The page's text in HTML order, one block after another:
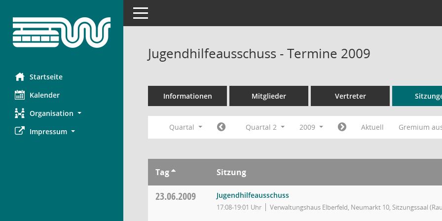
Startseite
Kalender
Organisation
Impressum
Toggle navigation
Jugendhilfeausschuss - Termine 2009
Informationen Mitglieder Vertreter
Quartal Quartal 2 2009 Aktuell Gremium
Tag Sitzung
23.06.2009 Jugendhilfeausschuss
17:08-19:01 Uhr Verwaltungshaus Elberfeld, Neumarkt 10, Sitzungssaal